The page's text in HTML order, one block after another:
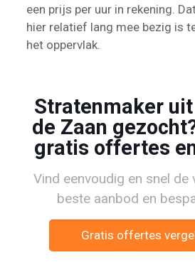
een prijs per uur in rekening.
hier relatief lang mee bezig is
het oppervlak.
Stratenmaker uit
de Zaan
gratis offertes
Vind eenvoudig en snel de
beste aanbod en
Gratis offertes